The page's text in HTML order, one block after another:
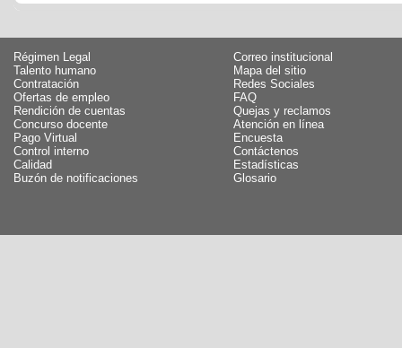
Régimen Legal
Talento humano
Contratación
Ofertas de empleo
Rendición de cuentas
Concurso docente
Pago Virtual
Control interno
Calidad
Buzón de notificaciones
Correo institucional
Mapa del sitio
Redes Sociales
FAQ
Quejas y reclamos
Atención en línea
Encuesta
Contáctenos
Estadísticas
Glosario